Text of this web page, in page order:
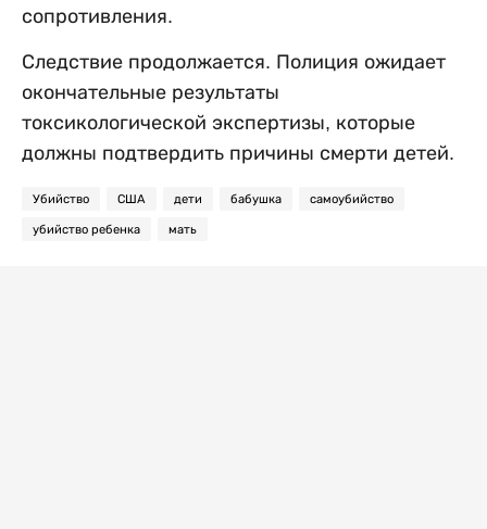
сопротивления.
Следствие продолжается. Полиция ожидает
окончательные результаты
токсикологической экспертизы, которые
должны подтвердить причины смерти детей.
Убийство США дети бабушка самоубийство
убийство ребенка мать